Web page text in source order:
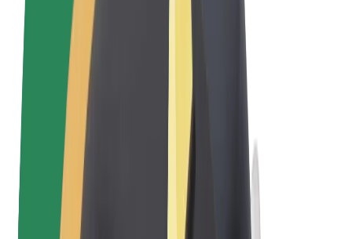
Qaydalar və Şərtlər
Məxfilik
Kukilər
© 2026 Bolt Technology OÜ
Məhsullar
Gedişlər
Skuterlər
Bolt Market